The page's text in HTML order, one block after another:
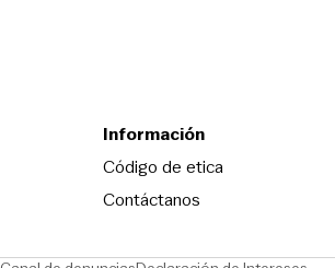
Información
Código de eticaOpens in new
Contáctanos